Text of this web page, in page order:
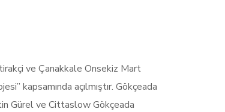
ve Çanakkale Onsekiz Mart
kapsamında açılmıştır. Gökçeada
Gürel ve Cittaslow Gökçeada